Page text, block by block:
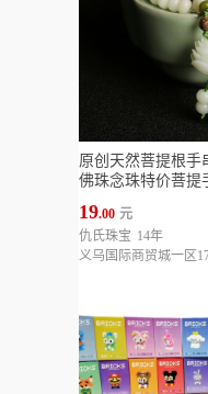
原创天然菩提根手
佛珠念珠特价菩提
19.00 元
仇氏珠宝 14年
义乌国际商贸城一区